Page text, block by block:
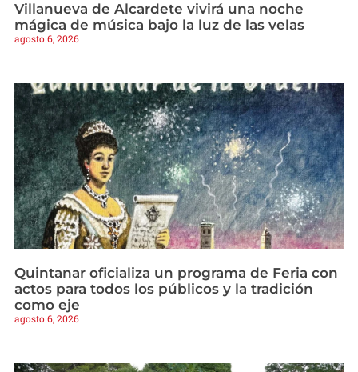
Villanueva de Alcardete vivirá una noche
mágica de música bajo la luz de las velas
agosto 6, 2026
Quintanar oficializa un programa de Feria con
actos para todos los públicos y la tradición
como eje
agosto 6, 2026